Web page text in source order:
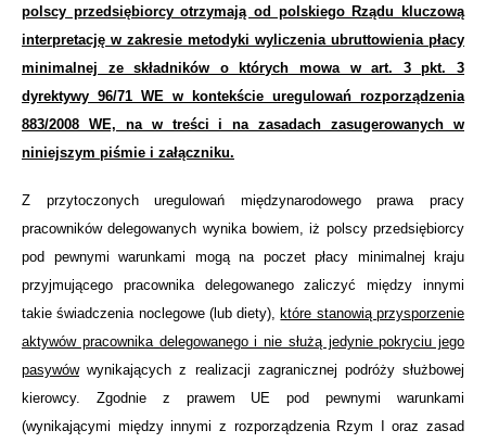
polscy przedsiębiorcy otrzymają od polskiego Rządu kluczową
interpretację w zakresie metodyki wyliczenia ubruttowienia płacy
minimalnej ze składników o których mowa w art. 3 pkt. 3
dyrektywy 96/71 WE w kontekście uregulowań rozporządzenia
883/2008 WE, na w treści i na zasadach zasugerowanych w
niniejszym piśmie i załączniku.
Z przytoczonych uregulowań międzynarodowego prawa pracy
pracowników delegowanych wynika bowiem, iż polscy przedsiębiorcy
pod pewnymi warunkami mogą na poczet płacy minimalnej kraju
przyjmującego pracownika delegowanego zaliczyć między innymi
takie świadczenia noclegowe (lub diety),
które stanowią przysporzenie
aktywów pracownika delegowanego i nie służą jedynie pokryciu jego
pasywówwynikających z realizacji zagranicznej podróży służbowej
kierowcy. Zgodnie z prawem UE pod pewnymi warunkami
(wynikającymi między innymi z rozporządzenia Rzym I oraz zasad